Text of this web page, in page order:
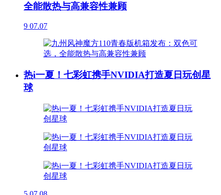
全能散热与高兼容性兼顾
9 07.07
热i一夏！七彩虹携手NVIDIA打造夏日玩创星
球